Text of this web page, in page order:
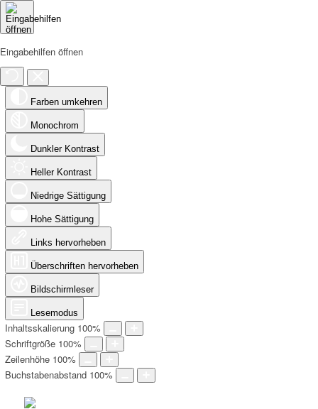
Eingabehilfen öffnen
Farben umkehren
Monochrom
Dunkler Kontrast
Heller Kontrast
Niedrige Sättigung
Hohe Sättigung
Links hervorheben
Überschriften hervorheben
Bildschirmleser
Lesemodus
Inhaltsskalierung 100%
Schriftgröße 100%
Zeilenhöhe 100%
Buchstabenabstand 100%